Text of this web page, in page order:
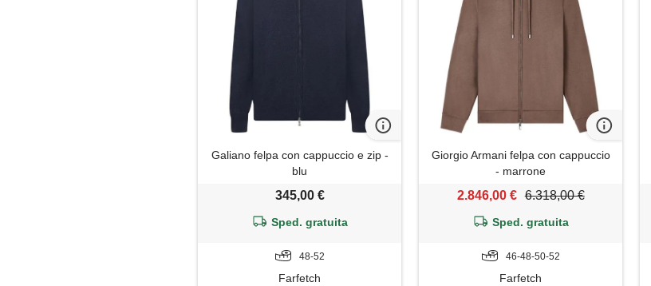
Galiano felpa con cappuccio e zip -
blu
345,00 €
Sped. gratuita
48-52
Farfetch
Giorgio Armani felpa con cappuccio
- marrone
2.846,00 € 6.318,00 €
Sped. gratuita
46-48-50-52
Farfetch